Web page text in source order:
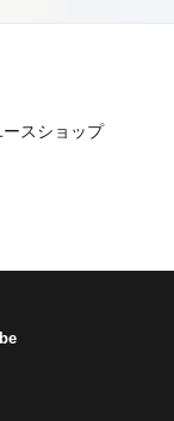
則身分証明記
きます。
込みが遅れた
すが、不備事
ものとし、
スショップ